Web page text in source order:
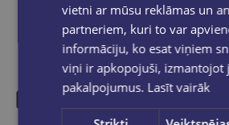
vietni ar mūsu reklāmas un
partneriem, kuri to var
informāciju, ko esat viņiem
viņi ir apkopojuši, izmantojot
pakalpojumus. Lasīt vairāk